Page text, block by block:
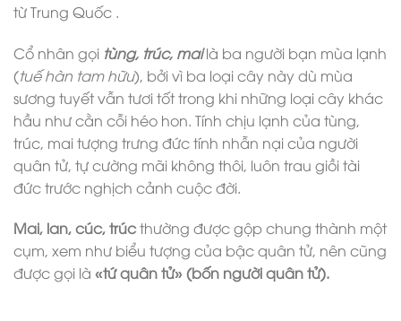
từ Trung Quốc .
Cổ nhân gọi tùng, trúc, mai là ba người bạn mùa lạnh
(tuế hàn tam hữu), bởi vì ba loại cây này dù mùa
sương tuyết vẫn tươi tốt trong khi những loại cây khác
hầu như cằn cỗi héo hon. Tính chịu lạnh của tùng,
trúc, mai tượng trưng đức tính nhẫn nại của người
quân tử, tự cường mãi không thôi, luôn trau giồi tài
đức trước nghịch cảnh cuộc đời.
Mai, lan, cúc, trúcthường được gộp chung thành một
cụm, xem như biểu tượng của bậc quân tử, nên cũng
được gọi là «tứ quân tử» (bốn người quân tử).